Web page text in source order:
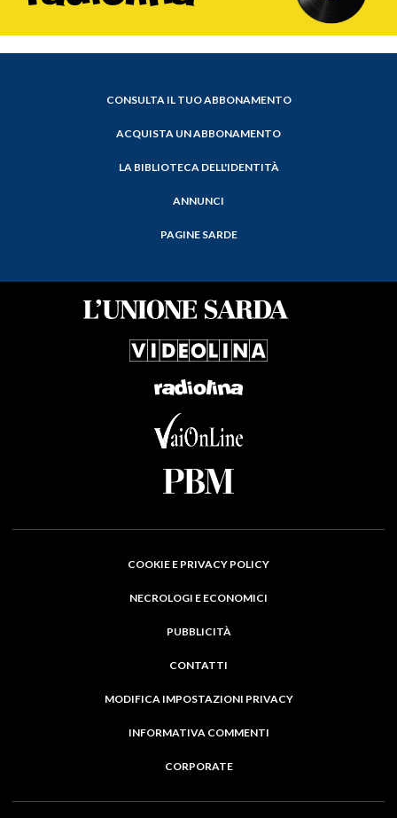
CONSULTA IL TUO ABBONAMENTO
ACQUISTA UN ABBONAMENTO
LA BIBLIOTECA DELL'IDENTITÀ
ANNUNCI
PAGINE SARDE
COOKIE E PRIVACY POLICY
NECROLOGI E ECONOMICI
PUBBLICITÀ
CONTATTI
MODIFICA IMPOSTAZIONI PRIVACY
INFORMATIVA COMMENTI
CORPORATE